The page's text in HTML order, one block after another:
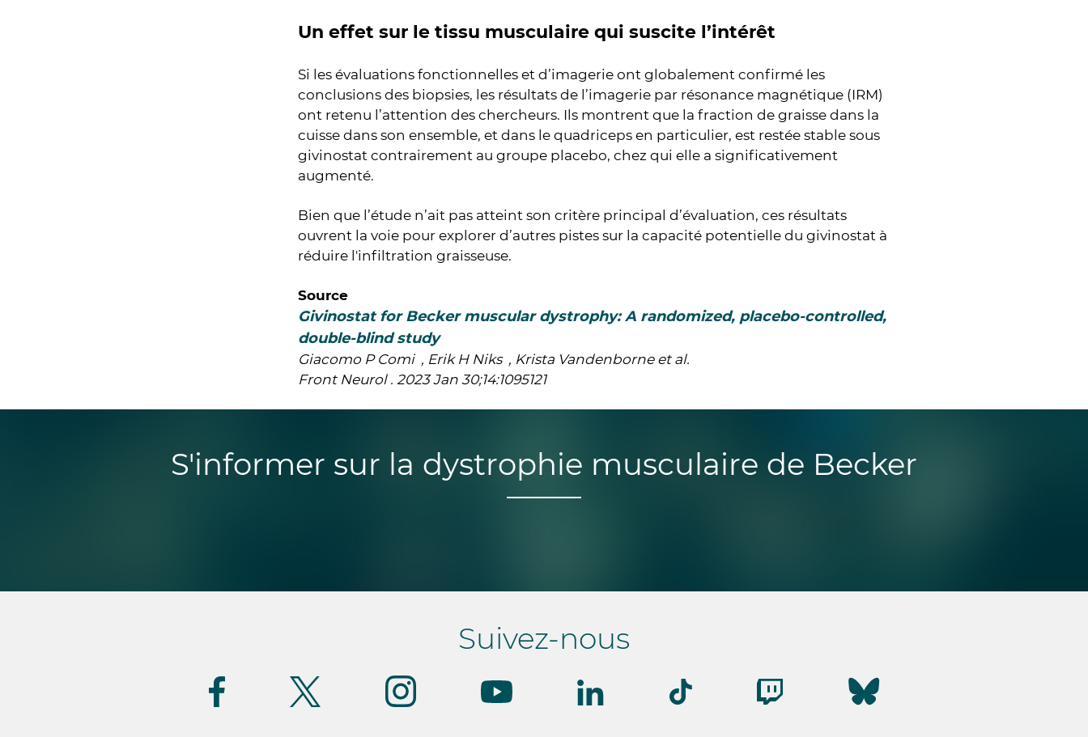
Un effet sur le tissu musculaire qui suscite l’intérêt
Si les évaluations fonctionnelles et d’imagerie ont globalement confirmé les
conclusions des biopsies, les résultats de l’imagerie par résonance magnétique (IRM)
ont retenu l’attention des chercheurs. Ils montrent que la fraction de graisse dans la
cuisse dans son ensemble, et dans le quadriceps en particulier, est restée stable sous
givinostat contrairement au groupe placebo, chez qui elle a significativement
augmenté.
Bien que l’étude n’ait pas atteint son critère principal d’évaluation, ces résultats
ouvrent la voie pour explorer d’autres pistes sur la capacité potentielle du givinostat à
réduire l'infiltration graisseuse.
Source
Givinostat for Becker muscular dystrophy: A randomized, placebo-controlled,
double-blind study
Giacomo P Comi , Erik H Niks , Krista Vandenborne et al.
Front Neurol . 2023 Jan 30;14:1095121
S'informer sur la dystrophie musculaire de Becker
Suivez-nous